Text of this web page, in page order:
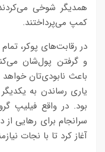
همدیگر شوخی
کمپ می‌پرداختند.
در رقابت‌های پوکر،
و گرفتن پول‌شان
باعث نابودی‌تان
یاری رساندن به
بود. در واقع فیلیپ
سرانجام برای رهایی
آغاز کرد تا با نجات